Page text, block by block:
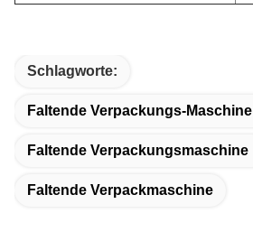
Schlagworte:
Faltende Verpackungs-Maschine
Faltende Verpackungsmaschine
Faltende Verpackmaschine